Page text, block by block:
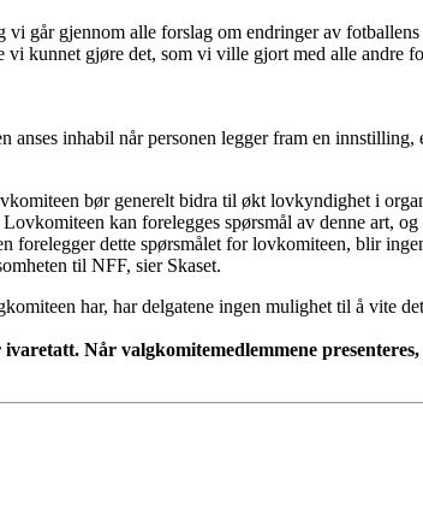
går gjennom alle forslag om endringer av
kunnet gjøre det, som vi ville gjort med alle andre
inhabil når personen legger fram en innstilling,
bør generelt bidra til økt lovkyndighet i
kan forelegges spørsmål av denne art,
forelegger dette spørsmålet for lovkomiteen, blir
til NFF, sier Skaset.
har, har delgatene ingen mulighet til å vite
Når valgkomitemedlemmene